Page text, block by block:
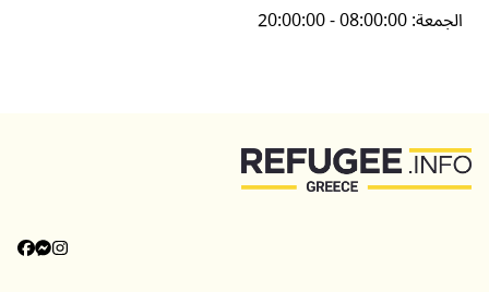
الجمعة:
20:00:00 - 08:00:00